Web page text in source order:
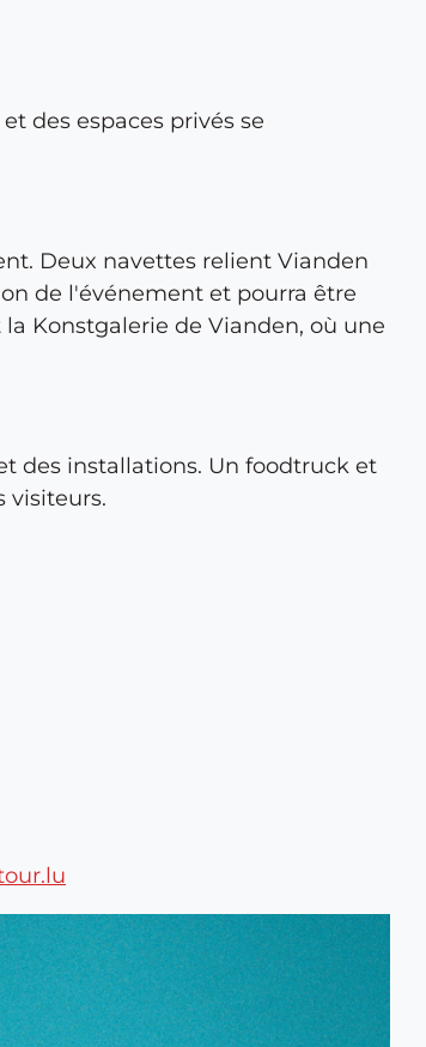
des espaces privés se
Deux navettes relient Vianden
de l'événement et pourra être
Konstgalerie de Vianden, où une
des installations. Un foodtruck et
visiteurs.